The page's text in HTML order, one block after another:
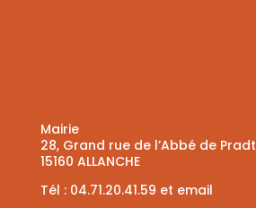
Mairie
28, Grand rue de l’Abbé de Pradt
15160 ALLANCHE
Tél : 04.71.20.41.59 et email